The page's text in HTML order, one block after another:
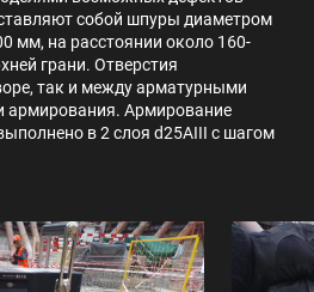
собой шпуры диаметром
мм, на расстоянии около 160-
грани. Отверстия
так и между арматурными
армирования. Армирование
в 2 слоя d25AIII с шагом